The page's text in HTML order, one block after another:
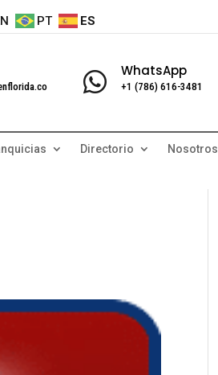
PT ES
 WhatsApp
+1 (786) 616-3481
Directorio Nosotros